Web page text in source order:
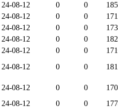
0
0
24-08-12
0
0
24-08-12
0
0
24-08-12
0
0
24-08-12
0
0
24-08-12
0
0
24-08-12
0
0
24-08-12
0
0
24-08-12